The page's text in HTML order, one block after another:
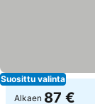
Suosittu valinta
Alkaen 87 €